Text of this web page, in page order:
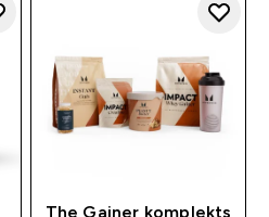
The Gainer komplekts